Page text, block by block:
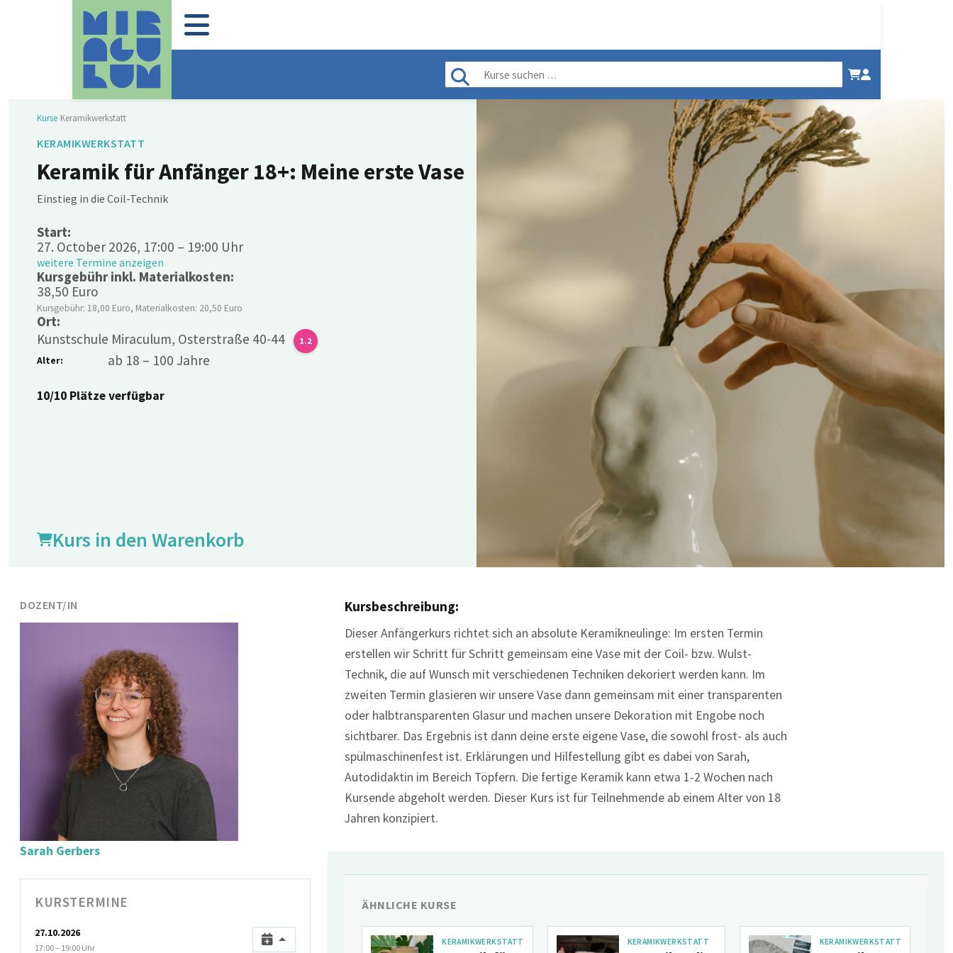
Kurse Keramikwerkstatt
KERAMIKWERKSTATT
Keramik für Anfänger 18+: Meine erste Vase
Einstieg in die Coil-Technik
Start:
27. October 2026, 17:00 – 19:00 Uhr
weitere Termine anzeigen
Kursgebühr inkl. Materialkosten:
38,50 Euro
Kursgebühr: 18,00 Euro, Materialkosten: 20,50 Euro
Ort:
Kunstschule Miraculum, Osterstraße 40-44
1.2
Alter: ab 18 – 100 Jahre
10/10 Plätze verfügbar
Kurs in den Warenkorb
DOZENT/IN
Sarah Gerbers
KURSTERMINE
27.10.2026
17:00 – 19:00 Uhr
Kursbeschreibung:
Dieser Anfängerkurs richtet sich an absolute Keramikneulinge: Im ersten Termin
erstellen wir Schritt für Schritt gemeinsam eine Vase mit der Coil- bzw. Wulst-
Technik, die auf Wunsch mit verschiedenen Techniken dekoriert werden kann. Im
zweiten Termin glasieren wir unsere Vase dann gemeinsam mit einer transparenten
oder halbtransparenten Glasur und machen unsere Dekoration mit Engobe noch
sichtbarer. Das Ergebnis ist dann deine erste eigene Vase, die sowohl frost- als auch
spülmaschinenfest ist. Erklärungen und Hilfestellung gibt es dabei von Sarah,
Autodidaktin im Bereich Töpfern. Die fertige Keramik kann etwa 1-2 Wochen nach
Kursende abgeholt werden. Dieser Kurs ist für Teilnehmende ab einem Alter von 18
Jahren konzipiert.
ÄHNLICHE KURSE
KERAMIKWERKSTATT KERAMIKWERKSTATT KERAMIKWERKSTATT